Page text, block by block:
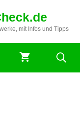
mit Infos und Tipps